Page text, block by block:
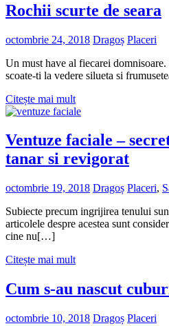
Rochii scurte de seara
octombrie 24, 2018 Dragoș Placeri
Un must have al fiecarei
scoate-ti la vedere silueta si
Citește mai mult
Ventuze faciale –
tanar si revigorat
octombrie 19, 2018 Dragoș Placeri,
Subiecte precum ingrijirea tenului
articolele despre acestea sunt
cine nu[…]
Citește mai mult
Cum s-au nascut
octombrie 10, 2018 Dragoș Placeri